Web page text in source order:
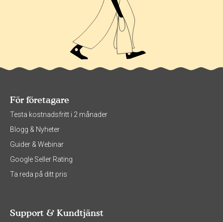
För företagare
Testa kostnadsfritt i 2 månader
Blogg & Nyheter
Guider & Webinar
Google Seller Rating
Ta reda på ditt pris
Support & Kundtjänst